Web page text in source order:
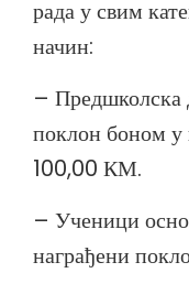
рада у свим
начин:
– Предшколска
поклон боном у
100,00 КМ.
– Ученици
награђени